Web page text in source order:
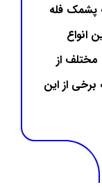
پشمک فله
انواع
از
از این